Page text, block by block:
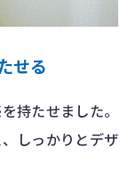
せる
持たせました。
しっかりとデザ